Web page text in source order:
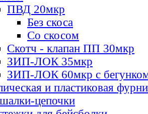
ПВД 20мкр
Без скоса
Со скосом
Скотч - клапан ПП 30мкр
ЗИП-ЛОК 35мкр
ЗИП-ЛОК 60мкр с
и пластиковая
цепочки